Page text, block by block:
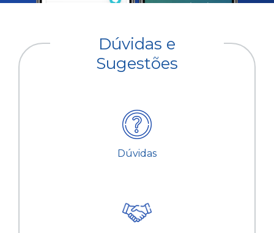
Dúvidas e
Sugestões
Dúvidas